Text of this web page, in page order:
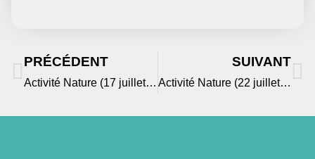
PRÉCÉDENT
Activité Nature (17 juillet 2025) St-Louis
SUIVANT
Activité Nature (22 juillet 2025) St-Louis